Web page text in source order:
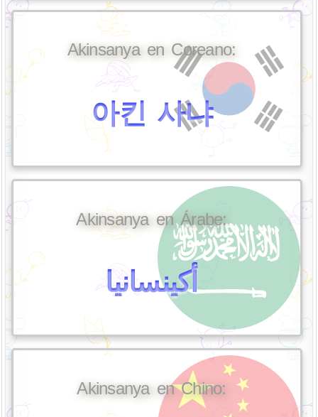
Akinsanya en Coreano:
아킨 사냐
Akinsanya en Árabe:
أكينسانيا
Akinsanya en Chino: